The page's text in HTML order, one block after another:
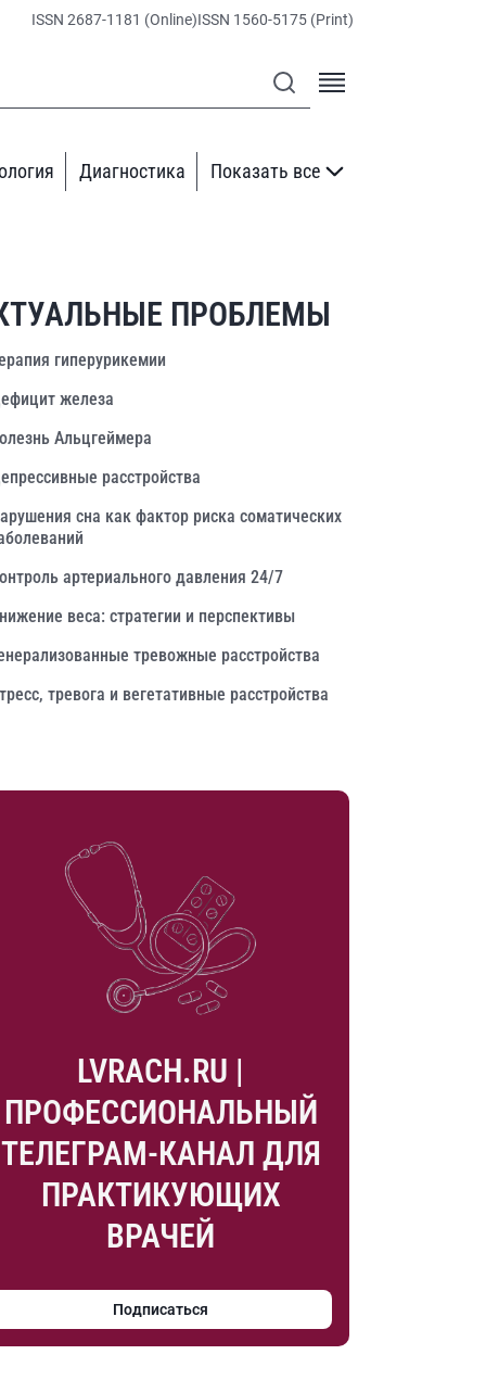
ISSN 2687-1181 (Online)ISSN 1560-5175 (Print)
Диагностика Показать все
ПРОБЛЕМЫ
гиперурикемии
железа
Альцгеймера
расстройства
сна как фактор риска соматических
артериального давления 24/7
веса: стратегии и перспективы
тревожные расстройства
тревога и вегетативные расстройства
LVRACH.RU |
ПРОФЕССИОНАЛЬНЫЙ
ТЕЛЕГРАМ-КАНАЛ ДЛЯ
ПРАКТИКУЮЩИХ
ВРАЧЕЙ
Подписаться